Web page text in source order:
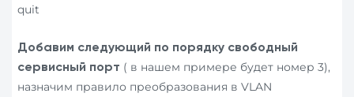
quit
Добавим следующий по порядку свободный
сервисный порт ( в нашем примере будет номер 3),
назначим правило преобразования в VLAN